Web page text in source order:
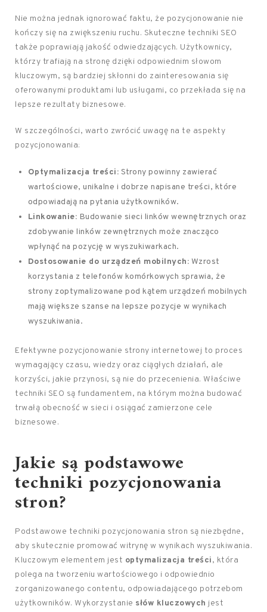
Nie można jednak ignorować faktu, że pozycjonowanie nie
kończy się na zwiększeniu ruchu. Skuteczne techniki SEO
także poprawiają jakość odwiedzających. Użytkownicy,
którzy trafiają na stronę dzięki odpowiednim słowom
kluczowym, są bardziej skłonni do zainteresowania się
oferowanymi produktami lub usługami, co przekłada się na
lepsze rezultaty biznesowe.
W szczególności, warto zwrócić uwagę na te aspekty
pozycjonowania:
Optymalizacja treści: Strony powinny zawierać
wartościowe, unikalne i dobrze napisane treści, które
odpowiadają na pytania użytkowników.
Linkowanie: Budowanie sieci linków wewnętrznych oraz
zdobywanie linków zewnętrznych może znacząco
wpłynąć na pozycję w wyszukiwarkach.
Dostosowanie do urządzeń mobilnych: Wzrost
korzystania z telefonów komórkowych sprawia, że
strony zoptymalizowane pod kątem urządzeń mobilnych
mają większe szanse na lepsze pozycje w wynikach
wyszukiwania.
Efektywne pozycjonowanie strony internetowej to proces
wymagający czasu, wiedzy oraz ciągłych działań, ale
korzyści, jakie przynosi, są nie do przecenienia. Właściwe
techniki SEO są fundamentem, na którym można budować
trwałą obecność w sieci i osiągać zamierzone cele
biznesowe.
Jakie są podstawowe
techniki pozycjonowania
stron?
Podstawowe techniki pozycjonowania stron są niezbędne,
aby skutecznie promować witrynę w wynikach wyszukiwania.
Kluczowym elementem jest optymalizacja treści, która
polega na tworzeniu wartościowego i odpowiednio
zorganizowanego contentu, odpowiadającego potrzebom
użytkowników. Wykorzystanie słów kluczowych jest